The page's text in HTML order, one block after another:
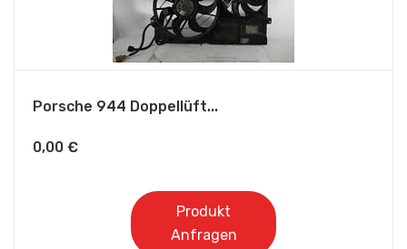
Porsche 944 Doppellüft...
0,00 €
Produkt
Anfragen